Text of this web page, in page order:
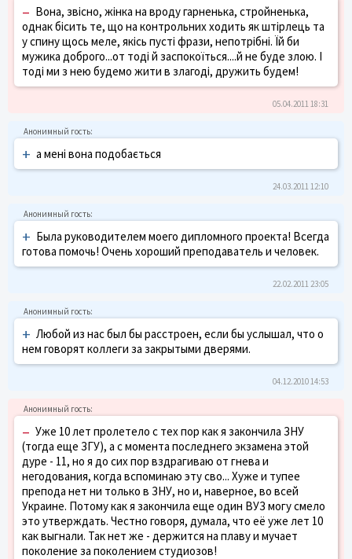
– Вона, звісно, жінка на вроду гарненька, стройненька,
однак бісить те, що на контрольних ходить як штірлець та
у спину щось меле, якісь пусті фрази, непотрібні. Їй би
мужика доброго...от тоді й заспокоїться....й не буде злою. І
тоді ми з нею будемо жити в злагоді, дружить будем!
05.04.2011 18:31
+ а мені вона подобається
24.03.2011 12:10
+ Была руководителем моего дипломного проекта! Всегда
готова помочь! Очень хороший преподаватель и человек.
22.02.2011 23:05
+ Любой из нас был бы расстроен, если бы услышал, что о
нем говорят коллеги за закрытыми дверями.
04.12.2010 14:53
– Уже 10 лет пролетело с тех пор как я закончила ЗНУ
(тогда еще ЗГУ), а с момента последнего экзамена этой
дуре - 11, но я до сих пор вздрагиваю от гнева и
негодования, когда вспоминаю эту сво... Хуже и тупее
препода нет ни только в ЗНУ, но и, наверное, во всей
Украине. Потому как я закончила еще один ВУЗ могу смело
это утверждать. Честно говоря, думала, что её уже лет 10
как выгнали. Так нет же - держится на плаву и мучает
поколение за поколением студиозов!